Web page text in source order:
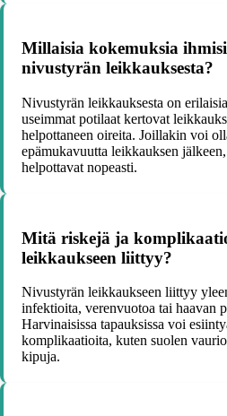
Millaisia kokemuksia
nivustyrän leikkauksesta?
Nivustyrän leikkauksesta on
useimmat potilaat kertovat
helpottaneen oireita. Joillakin voi
epämukavuutta leikkauksen
helpottavat nopeasti.
Mitä riskejä ja
leikkaukseen liittyy?
Nivustyrän leikkaukseen liittyy
infektioita, verenvuotoa tai haavan
Harvinaisissa tapauksissa voi
komplikaatioita, kuten suolen
kipuja.